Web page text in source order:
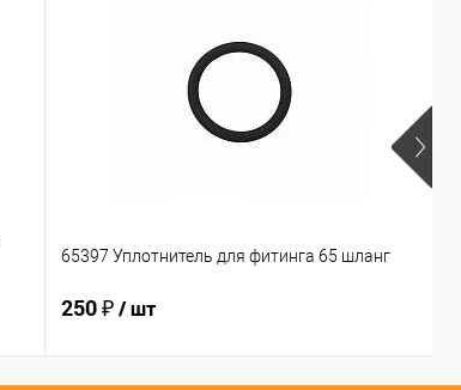
65397 Уплотнитель для фитинга 65 шланг
250 ₽/ шт